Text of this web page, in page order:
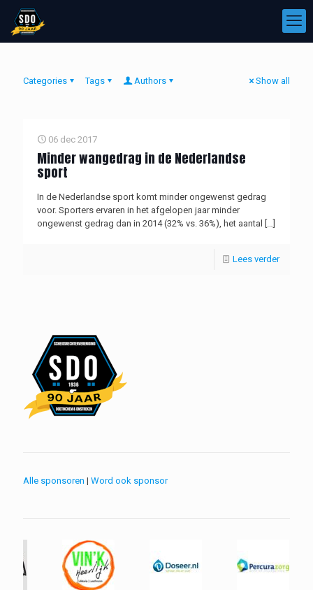
Categories Tags Authors Show all
06 dec 2017
Minder wangedrag in de Nederlandse
sport
In de Nederlandse sport komt minder ongewenst gedrag
voor. Sporters ervaren in het afgelopen jaar minder
ongewenst gedrag dan in 2014 (32% vs. 36%), het aantal
[…]
Lees verder
Alle sponsoren | Word ook sponsor